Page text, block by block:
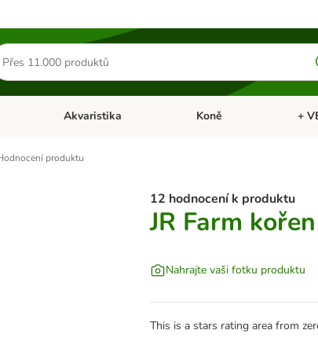
Malá zvířataOtevřít menu: Ptáci
Akvaristika Otevřít menu: Akvaristika
Koně +
produktu
12 hodnocení k produktu
JR Farm
Nahrajte vaši fotku produktu
This is a stars rating area from